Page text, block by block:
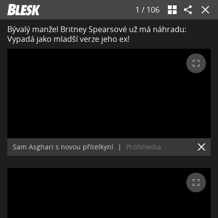
1 / 106
Bývalý manžel Britney Spearsové už má náhradu:
Vypadá jako mladší verze jeho ex!
Sam Asghari s novou přítelkyní | Profimedia